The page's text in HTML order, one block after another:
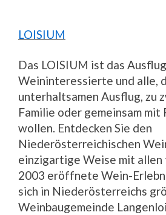
LOISIUM
Das LOISIUM ist das
Weininteressierte und alle,
unterhaltsamen Ausflug, zu
Familie oder gemeinsam mit
wollen. Entdecken Sie den
Niederösterreichischen
einzigartige Weise mit allen
2003 eröffnete Wein-
sich in Niederösterreichs
Weinbaugemeinde